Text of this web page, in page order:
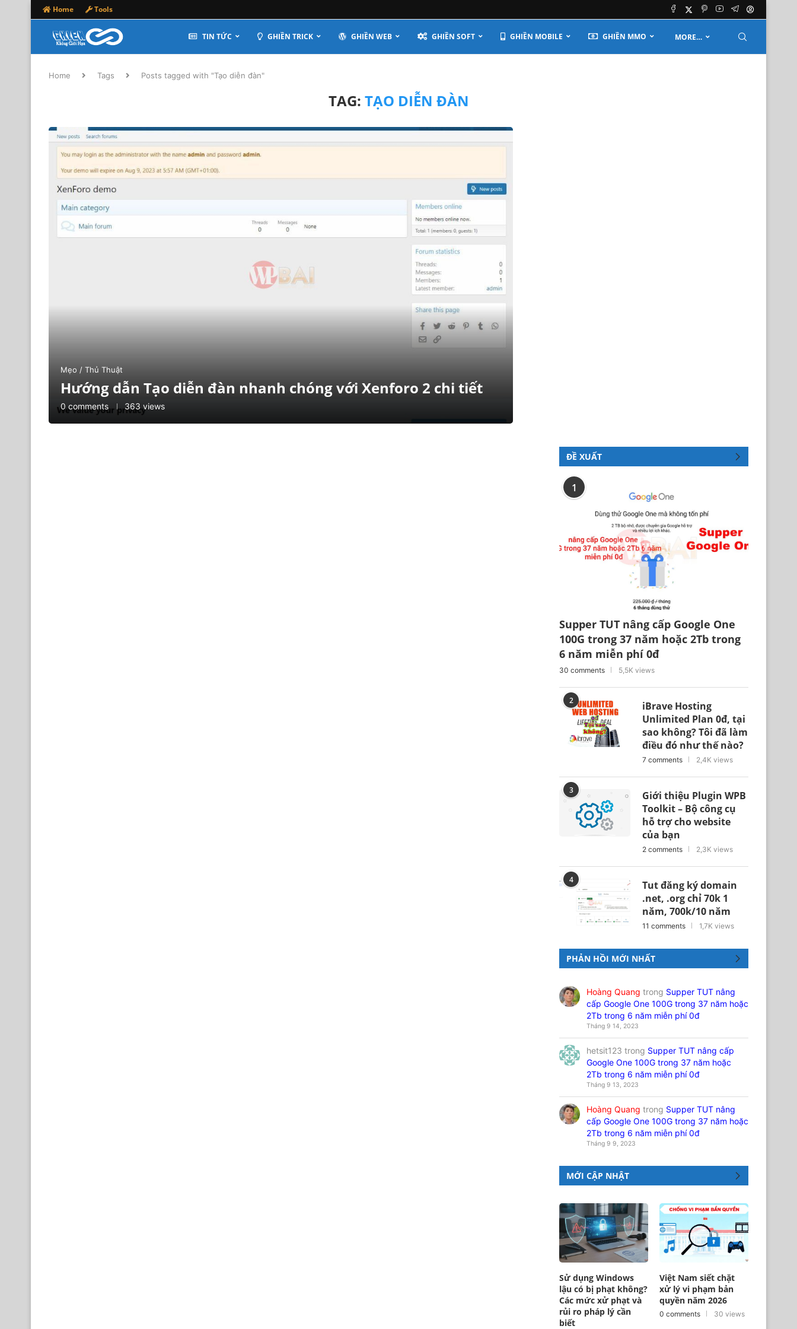
Home Tools
TIN TỨC GHIỀN TRICK GHIỀN WEB GHIỀN SOFT GHIỀN MOBILE GHIỀN MMO MORE…
Home Tags Posts tagged with "Tạo diễn đàn"
TAG: TẠO DIỄN ĐÀN
Mẹo / Thủ Thuật
Hướng dẫn Tạo diễn đàn nhanh chóng với Xenforo 2 chi tiết
0 comments 363 views
ĐỀ XUẤT
1
Supper TUT nâng cấp Google One
100G trong 37 năm hoặc 2Tb trong
6 năm miễn phí 0đ
30 comments 5,5K views
2
iBrave Hosting
Unlimited Plan 0đ, tại
sao không? Tôi đã làm
điều đó như thế nào?
7 comments 2,4K views
3
Giới thiệu Plugin WPB
Toolkit – Bộ công cụ
hỗ trợ cho website
của bạn
2 comments 2,3K views
4
Tut đăng ký domain
.net, .org chỉ 70k 1
năm, 700k/10 năm
11 comments 1,7K views
PHẢN HỒI MỚI NHẤT
Hoàng Quang trong Supper TUT nâng
cấp Google One 100G trong 37 năm hoặc
2Tb trong 6 năm miễn phí 0đ
Tháng 9 14, 2023
hetsit123 trong Supper TUT nâng cấp
Google One 100G trong 37 năm hoặc
2Tb trong 6 năm miễn phí 0đ
Tháng 9 13, 2023
Hoàng Quang trong Supper TUT nâng
cấp Google One 100G trong 37 năm hoặc
2Tb trong 6 năm miễn phí 0đ
Tháng 9 9, 2023
MỚI CẬP NHẬT
Sử dụng Windows
lậu có bị phạt không?
Các mức xử phạt và
rủi ro pháp lý cần
biết
Việt Nam siết chặt
xử lý vi phạm bản
quyền năm 2026
0 comments 30 views